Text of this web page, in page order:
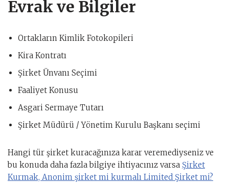
Evrak ve Bilgiler
Ortakların Kimlik Fotokopileri
Kira Kontratı
Şirket Ünvanı Seçimi
Faaliyet Konusu
Asgari Sermaye Tutarı
Şirket Müdürü / Yönetim Kurulu Başkanı seçimi
Hangi tür şirket kuracağınıza karar veremediyseniz ve
bu konuda daha fazla bilgiye ihtiyacınız varsa Şirket
Kurmak, Anonim şirket mi kurmalı Limited Şirket mi?